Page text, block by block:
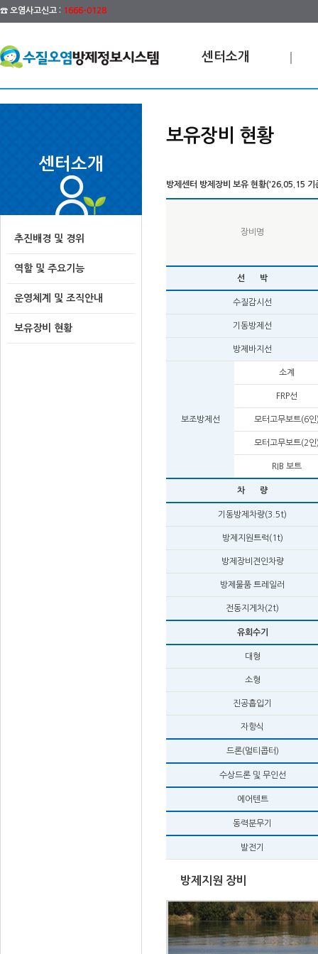
☎ 오염사고신고 : 1666-0128
센터소개
센터소개
추진배경 및 경위
역할 및 주요기능
운영체계 및 조직안내
보유장비 현황
보유장비 현황
방제센터 방제장비 보유 현황('26.05.15 기
장비명
선 박
수질감시선
기동방제선
방제바지선
보조방제선
소계
FRP선
모터고무보트(6인
모터고무보트(2인
RIB 보트
차 량
기동방제차량(3.5t)
방제지원트럭(1t)
방제장비견인차량
방제물품 트레일러
전동지게차(2t)
유회수기
대형
소형
진공흡입기
자항식
드론(멀티콥터)
수상드론 및 무인선
에어텐트
동력분무기
발전기
방제지원 장비